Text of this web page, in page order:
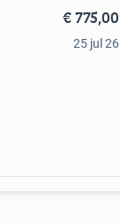
€ 775,00
25 jul 26